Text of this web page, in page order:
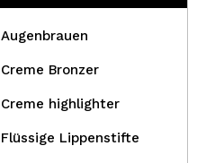
Augenbrauen
Creme Bronzer
Creme highlighter
Flüssige Lippenstifte